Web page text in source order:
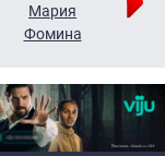
Мария
Фомина